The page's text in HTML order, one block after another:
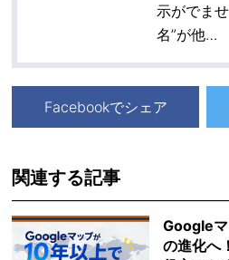
示がでま
名”が他…
Facebookでシェア
関連する記事
Google
の進化へ